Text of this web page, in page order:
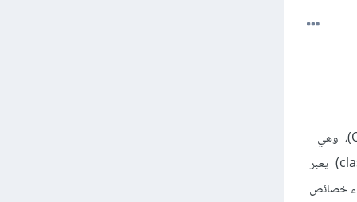
إن الكائنات (Objects) تُستخدم الكائنات في البرمجة الكائنية التوجه (Object-Oriented Programming)، وهي
منهجية برمجية تركز على تنظيم البرامج حول الكائنات التي تتفاعل مع بعضها البعض حيث يتم إنشاء صنف (class) يعبر
خصائص